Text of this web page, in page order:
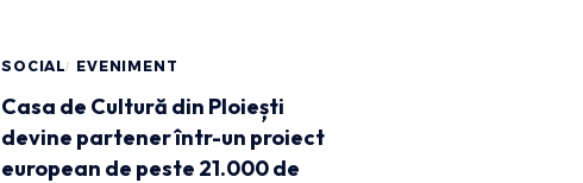
SOCIAL EVENIMENT
Casa de Cultură din Ploiești
devine partener într-un proiect
european de peste 21.000 de